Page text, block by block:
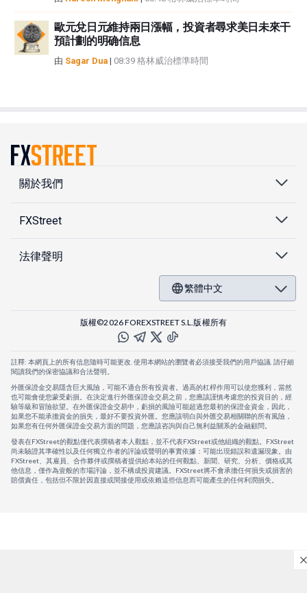
歐元兌日元維持兩日漲幅，投資者尋求美日未來干
預計劃的明确信息
由 Sagar Dua | 08:39 格林威治標準時間
關於我們
FXStreet
法律聲明
繁體中文
版權©2026 FOREXSTREET S.L.版權所有
註釋: 本網頁上的所有信息隨時可能更改. 使用本網站的瀏覽者必須接受我們的用戶協議. 請仔細
閱讀我們的保密協議和合法聲明。
外匯保證金交易隱含巨大風險，可能不適合所有投資者。過高的杠桿作用可以使您獲利，當然
也可能會使您蒙受虧損。在決定進行外匯保證金交易之前，您應該謹慎考慮您的投資目的，經
驗等級和冒險欲望。在外匯保證金交易中，虧損的風險可能超過您最初的保證金資金，因此，
如果您不能承擔資金的損失，最好不要投資外匯。您應該明白與外匯交易相關聯的所有風險，
如果您有任何外匯保證金交易方面的問題，您應該咨詢與自己無利益關系的金融顧問。
發表在FXStreet的觀點僅代表撰稿者本人觀點，並不代表FXStreet或他組織的觀點。FXStreet
尚未驗證其準確性以及任何獨立作者的評論或聲明的事實依據：可能出現錯誤和遺漏現象。由
FXStreet、其雇員、合作夥伴或撰稿者提供給本站的任何觀點、新聞、研究、分析、價格或其
他信息，僅作為壹般的市場評論，並不構成投資建議。FXStreet將不會承擔任何損失或損害的
賠償責任，包括但不限於因直接或間接使用或依賴這些信息而可能產生的任何利潤損失。